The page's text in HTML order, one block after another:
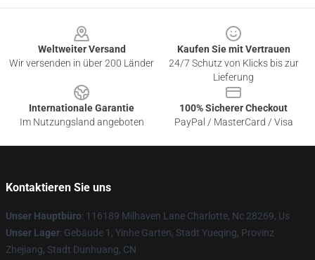
Weltweiter Versand
Wir versenden in über 200 Länder
Kaufen Sie mit Vertrauen
24/7 Schutz von Klicks bis zur
Lieferung
Internationale Garantie
Im Nutzungsland angeboten
100% Sicherer Checkout
PayPal / MasterCard / Visa
Kontaktieren Sie uns
Unser Hauptbüro: 116189 Milhaven Lane Charlotte, Nc 28269, Us
Unser Lager: Gebäude 1, Yinhe Garten, Stadt Yueqing, Provinz
Zhejiang, Stadt Dunhuang, CN